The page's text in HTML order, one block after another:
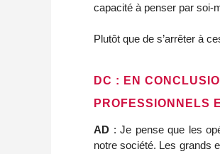
capacité à penser par soi-
Plutôt que de s’arrêter à
DC : EN
PROFESSIONNELS
AD : Je pense que les
notre société. Les grands